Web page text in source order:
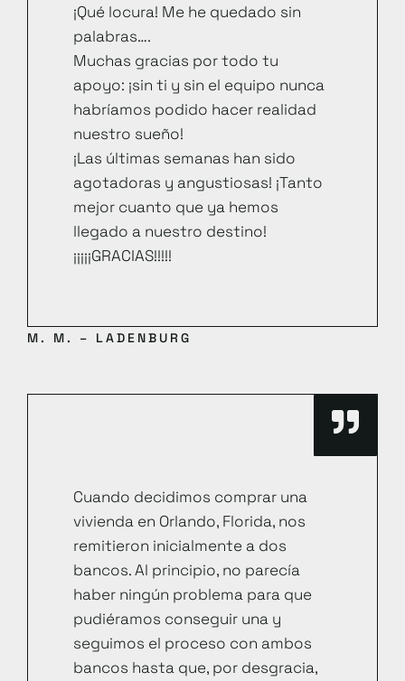
¡Qué locura! Me he quedado sin
palabras….
Muchas gracias por todo tu
apoyo: ¡sin ti y sin el equipo nunca
habríamos podido hacer realidad
nuestro sueño!
¡Las últimas semanas han sido
agotadoras y angustiosas! ¡Tanto
mejor cuanto que ya hemos
llegado a nuestro destino!
¡¡¡¡¡GRACIAS!!!!!
M. M. – LADENBURG
Cuando decidimos comprar una
vivienda en Orlando, Florida, nos
remitieron inicialmente a dos
bancos. Al principio, no parecía
haber ningún problema para que
pudiéramos conseguir una y
seguimos el proceso con ambos
bancos hasta que, por desgracia,